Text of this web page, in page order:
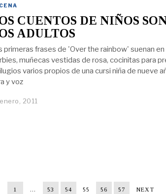
CUENTOS DE NIÑOS
ADULTOS
primeras frases de 'Over the rainbow' suenan
muñecas vestidas de rosa, cocinitas para
varios propios de una cursi niña de nueve
y voz
2011
1 … 53 54 55 56 57 NEXT